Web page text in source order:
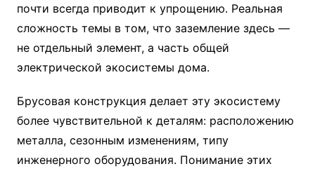
почти всегда приводит к упрощению. Реальная
сложность темы в том, что заземление здесь —
не отдельный элемент, а часть общей
электрической экосистемы дома.
Брусовая конструкция делает эту экосистему
более чувствительной к деталям: расположению
металла, сезонным изменениям, типу
инженерного оборудования. Понимание этих